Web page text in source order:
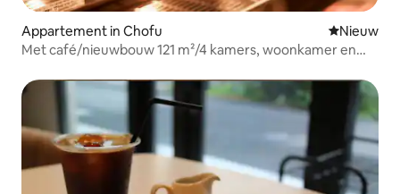
Appartement in Chofu Nieuwe
Nieuw
Met café/nieuwbouw 121 m²/4 kamers, woonkamer en
bedden 2 stuks/3 minuten lopen van station
Chofu/Shindaiji